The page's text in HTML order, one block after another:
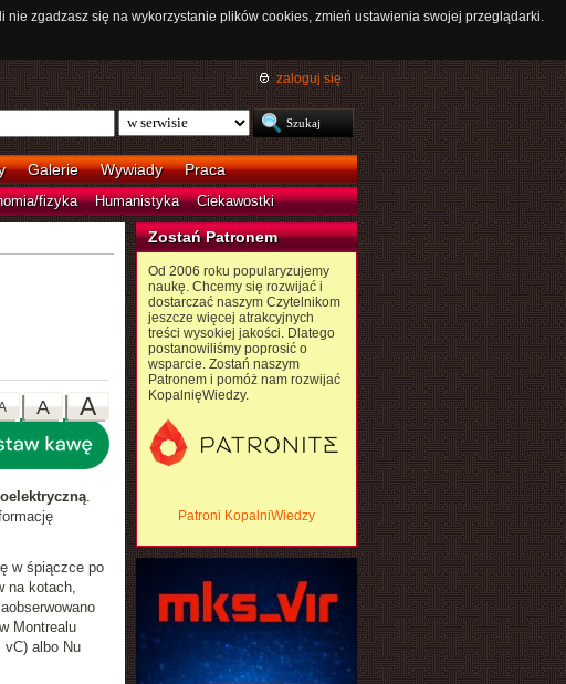
zgadzasz się na wykorzystanie plików cookies, zmień ustawienia swojej przeglądarki.
zaloguj się
Galerie Wywiady Praca
fizyka Humanistyka Ciekawostki
A
A
.
w śpiączce po
na kotach,
Montrealu
vC) albo Nu
Zostań Patronem
Od 2006 roku popularyzujemy
naukę. Chcemy się rozwijać i
dostarczać naszym Czytelnikom
jeszcze więcej atrakcyjnych
treści wysokiej jakości. Dlatego
postanowiliśmy poprosić o
wsparcie. Zostań naszym
Patronem i pomóż nam rozwijać
KopalnięWiedzy.
Patroni KopalniWiedzy